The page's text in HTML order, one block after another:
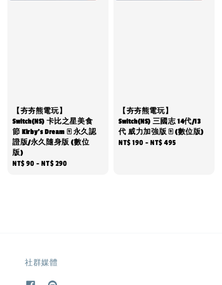
【夯夯熊電玩】
Switch(NS) 卡比之星美食
節 Kirby’s Dream 🀄 永久認
證版/永久隨身版 (數位
版)
Regular
NT$ 90 -NT$ 290
【夯夯熊電玩】
Switch(NS) 三國志 14代/13
代 威力加強版 🀄 (數位版)
Regular
NT$ 190 -NT$ 495
社群媒體